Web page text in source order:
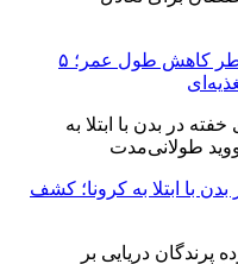
مصرف بیش از حد پروتئین و خطر کاهش طول عمر؛ ۵
با ابتلا به کرونا؛ کشف